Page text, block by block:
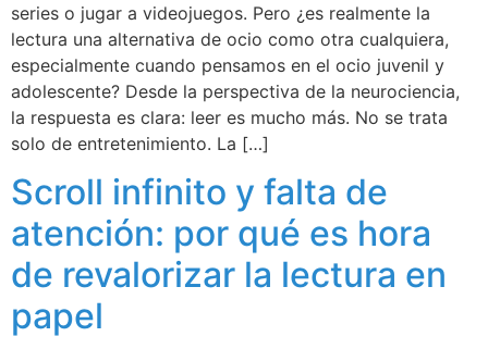
series o jugar a videojuegos. Pero ¿es realmente la
lectura una alternativa de ocio como otra cualquiera,
especialmente cuando pensamos en el ocio juvenil y
adolescente? Desde la perspectiva de la neurociencia,
la respuesta es clara: leer es mucho más. No se trata
solo de entretenimiento. La […]
Scroll infinito y falta de
atención: por qué es hora
de revalorizar la lectura en
papel